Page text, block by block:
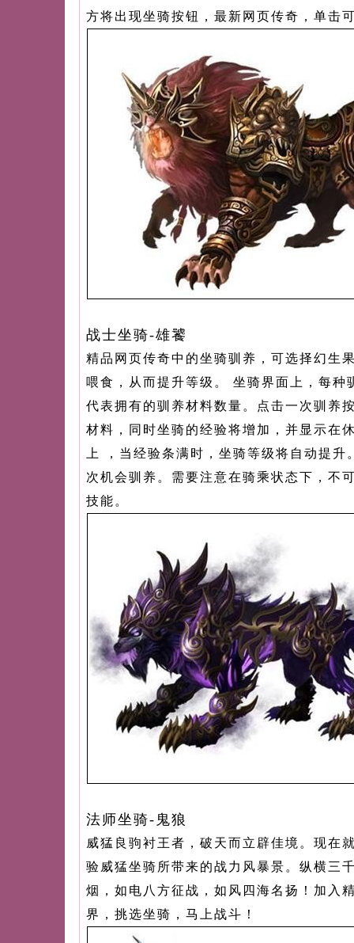
方将出现坐骑按钮， 最新网页传奇 ，单击
战士坐骑-雄饕
精品网页传奇中的坐骑驯养，可选择幻生
喂食，从而提升等级。 坐骑界面上，每种
代表拥有的驯养材料数量。点击一次驯养
材料，同时坐骑的经验将增加，并显示在
上 ，当经验条满时，坐骑等级将自动提升
次机会驯养。需要注意在骑乘状态下，不
技能。
法师坐骑-鬼狼
威猛良驹衬王者，破天而立辟佳境。现在
验威猛坐骑所带来的战力风暴景。纵横三
烟，如电八方征战，如风四海名扬！加入
界，挑选坐骑，马上战斗！